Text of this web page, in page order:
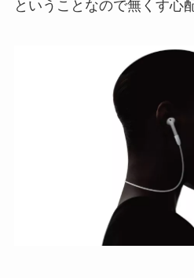
ということなので無くす心